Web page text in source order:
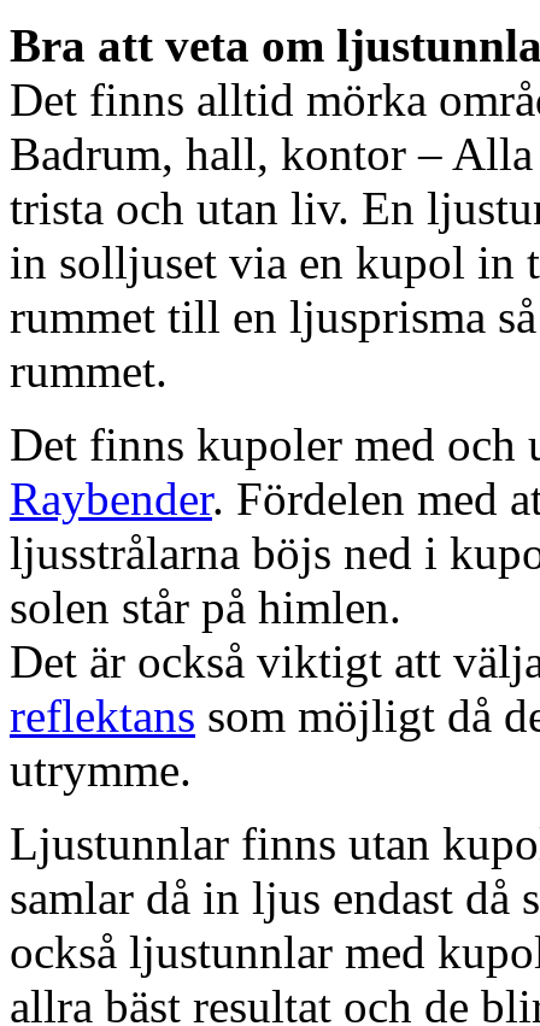
Bra att veta om
Det finns alltid mörka
Badrum, hall, kontor – Alla
trista och utan liv. En
in solljuset via en kupol in
rummet till en ljusprisma
rummet.
Det finns kupoler med och
Raybender. Fördelen med
ljusstrålarna böjs ned i
solen står på himlen.
Det är också viktigt att
reflektans som möjligt då
utrymme.
Ljustunnlar finns utan
samlar då in ljus endast då
också ljustunnlar med
allra bäst resultat och de